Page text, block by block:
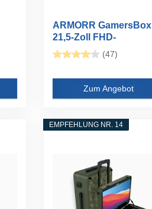
ARMORR GamersBox
21,5-Zoll FHD-
Bildschirm...
(47)
Zum Angebot
EMPFEHLUNG NR. 14